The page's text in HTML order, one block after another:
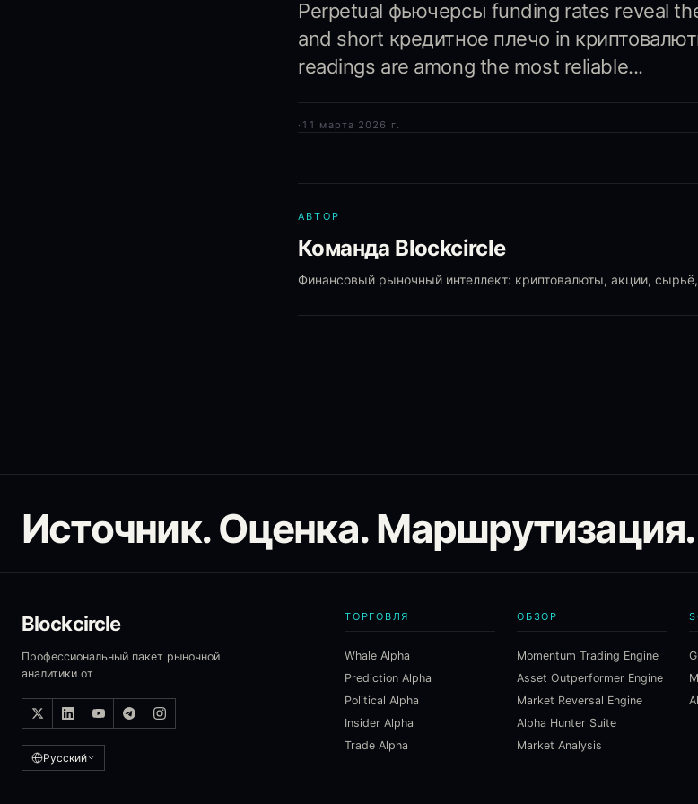
Perpetual фьючерсы funding rates reveal
and short кредитное плечо in
readings are among the most reliable...
· 11 марта 2026 г.
АВТОР
Команда Blockcircle
Финансовый рыночный интеллект: криптовалюты, акции,
Источник. Оценка. Маршрутизация.
Blockcircle
Профессиональный пакет рыночной
аналитики от
Русский
ТОРГОВЛЯ
Whale Alpha
Prediction Alpha
Political Alpha
Insider Alpha
Trade Alpha
ОБЗОР
Momentum Trading Engine
Asset Outperformer Engine
Market Reversal Engine
Alpha Hunter Suite
Market Analysis